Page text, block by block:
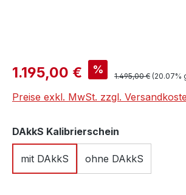
Verkaufspreis:
1.195,00 € % Regulärer Preis:
1.495,00 € (20.07%
Preise exkl. MwSt. zzgl.
DAkkS Kalibrierschein
mit DAkkS ohne DAkkS